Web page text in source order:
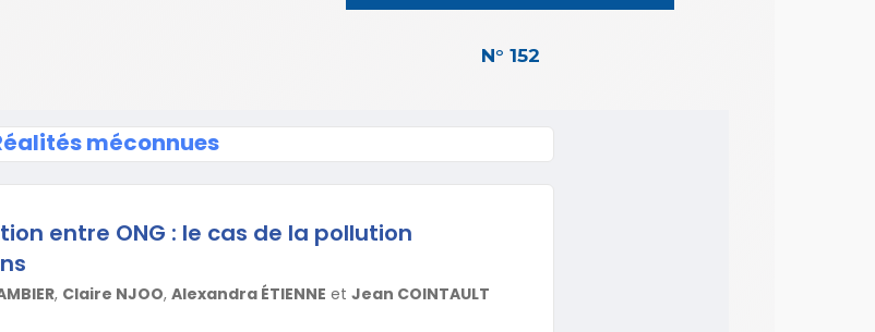
N° 152
méconnues
entre ONG : le cas de la pollution
, Claire NJOO, Alexandra ÉTIENNE et Jean COINTAULT